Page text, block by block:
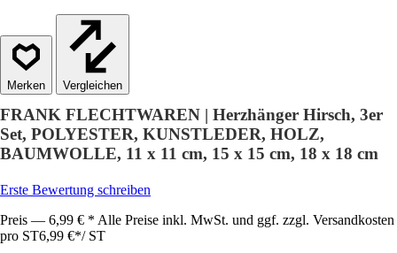
Vergleichen
FRANK FLECHTWAREN | Herzhänger Hirsch, 3er
Set, POLYESTER, KUNSTLEDER, HOLZ,
BAUMWOLLE, 11 x 11 cm, 15 x 15 cm, 18 x 18 cm
Erste Bewertung schreiben
Preis — 6,99 € * Alle Preise inkl. MwSt. und ggf. zzgl. Versandkosten
pro ST6,99 €*/ ST